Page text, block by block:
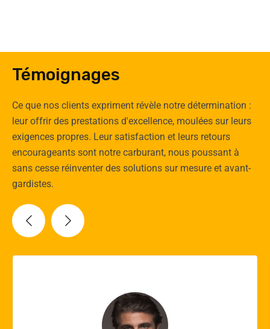
Témoignages
Ce que nos clients expriment révèle notre détermination :
leur offrir des prestations d'excellence, moulées sur leurs
exigences propres. Leur satisfaction et leurs retours
encourageants sont notre carburant, nous poussant à
sans cesse réinventer des solutions sur mesure et avant-
gardistes.